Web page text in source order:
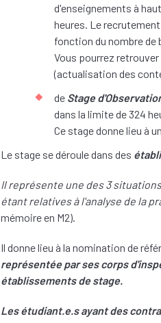
d'enseignements à
heures. Le
fonction du nombre de
Vous pourrez retrouver
(actualisation des
de Stage
dans la limite de 324
Ce stage donne lieu à
Le stage se déroule dans des
Il représente une des 3
étant relatives à l'analyse de la
mémoire en M2).
Il donne lieu à la nomination de
représentée par ses corps
établissements de stage.
Les étudiant.e.s ayant des